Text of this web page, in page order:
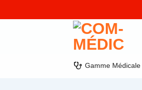
stethoscope Gamme Médicale